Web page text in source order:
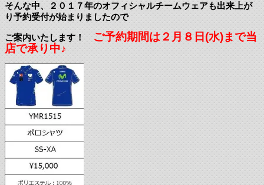
そんな中、２０１７年のオフィシャルチームウェアも出来上が
り予約受付が始まりましたので
ご案内いたします！ご予約期間は２月８日(水)まで当
店で承り中♪